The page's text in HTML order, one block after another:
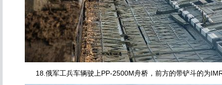
18.俄军工兵车辆驶上PP-2500M舟桥，前方的带铲斗的为